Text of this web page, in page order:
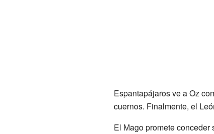
Espantapájaros ve a Oz
cuernos. Finalmente, el
El Mago promete